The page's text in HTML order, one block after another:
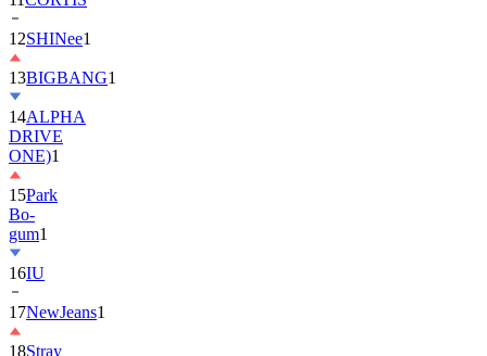
13BIGBANG
14ALPHA
DRIVE
ONE)1
15Park
Bo-
gum1
16IU
17NewJeans
18Stray
Kids